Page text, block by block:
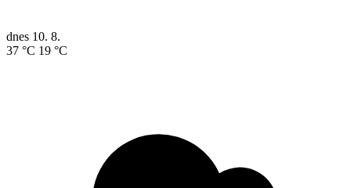
dnes 10. 8.
37 °C 19 °C